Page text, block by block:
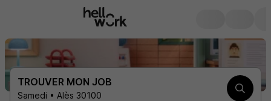
TROUVER MON JOB
Samedi • Alès 30100